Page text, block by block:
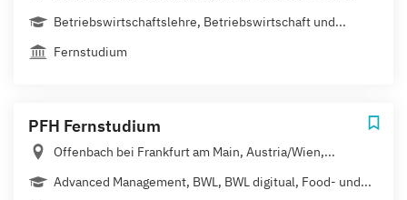
Betriebswirtschaftslehre, Betriebswirtschaft und...
Fernstudium
PFH Fernstudium
Offenbach bei Frankfurt am Main, Austria/Wien,...
Advanced Management, BWL, BWL digitual, Food- und...